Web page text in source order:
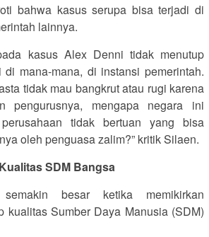
bahwa kasus serupa bisa terjadi di
lainnya.
kasus Alex Denni tidak menutup
di mana-mana, di instansi pemerintah.
tidak mau bangkrut atau rugi karena
pengurusnya, mengapa negara ini
tidak bertuan yang bisa
oleh penguasa zalim?” kritik Silaen.
SDM Bangsa
besar ketika memikirkan
kualitas Sumber Daya Manusia (SDM)